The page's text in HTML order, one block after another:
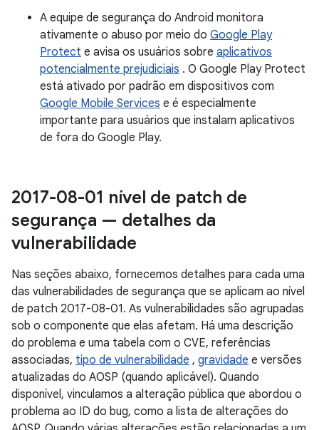
A equipe de segurança do Android monitora
ativamente o abuso por meio do Google Play
Protect e avisa os usuários sobre aplicativos
potencialmente prejudiciais . O Google Play Protect
está ativado por padrão em dispositivos com
Google Mobile Services e é especialmente
importante para usuários que instalam aplicativos
de fora do Google Play.
2017-08-01 nível de patch de
segurança — detalhes da
vulnerabilidade
Nas seções abaixo, fornecemos detalhes para cada uma
das vulnerabilidades de segurança que se aplicam ao nível
de patch 2017-08-01. As vulnerabilidades são agrupadas
sob o componente que elas afetam. Há uma descrição
do problema e uma tabela com o CVE, referências
associadas, tipo de vulnerabilidade , gravidade e versões
atualizadas do AOSP (quando aplicável). Quando
disponível, vinculamos a alteração pública que abordou o
problema ao ID do bug, como a lista de alterações do